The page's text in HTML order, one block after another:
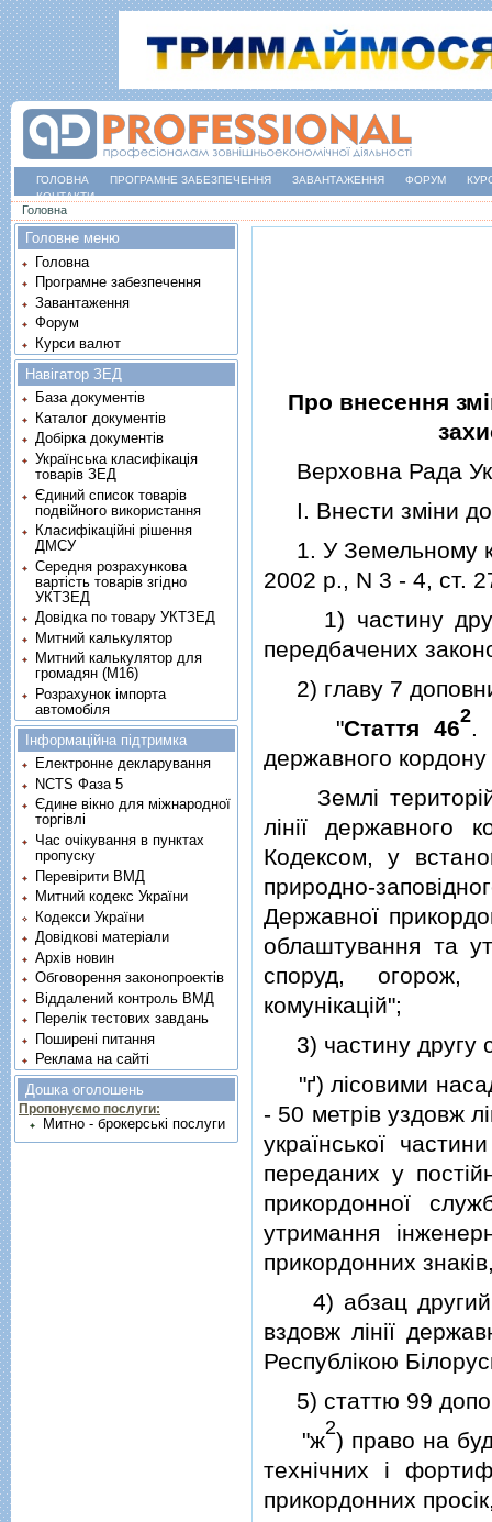
ГОЛОВНА ПРОГРАМНЕ ЗАБЕЗПЕЧЕННЯ ЗАВАНТАЖЕННЯ ФОРУМ
КОНТАКТИ
Ви є тут
Головна
Про внесення
Верховна Рада
I. Внести змiни до
1. У Земельному
2002 р., N 3 - 4, ст.
1) частину
передбачених
2) главу 7
"Стаття 462.
державного кордону
Землi територiй
лiнiї державного
Кодексом, у
природно-
Державної
облаштування та
споруд, огорож,
комунiкацiй";
3) частину другу
"ґ) лiсовими
- 50 метрiв уздовж
української
переданих у
прикордонної
утримання
прикордонних
4) абзац другий
вздовж лiнiї
Республiкою
5) статтю 99
"ж2) право на
технiчних i
прикордонних
Головне меню
Головна
Програмне забезпечення
Завантаження
Форум
Курси валют
Навігатор ЗЕД
База документів
Каталог документів
Добірка документів
Українська класифікація
товарів ЗЕД
Єдиний список товарів
подвійного використання
Класифікаційні рішення
ДМСУ
Середня розрахункова
вартість товарів згідно
УКТЗЕД
Довідка по товару УКТЗЕД
Митний калькулятор
Митний калькулятор для
громадян (М16)
Розрахунок імпорта
автомобіля
Інформаційна підтримка
Електронне декларування
NCTS Фаза 5
Єдине вікно для міжнародної
торгівлі
Час очікування в пунктах
пропуску
Перевірити ВМД
Митний кодекс України
Кодекси України
Довідкові матеріали
Архів новин
Обговорення законопроектів
Віддалений контроль ВМД
Перелік тестових завдань
Поширені питання
Реклама на сайті
Дошка оголошень
Пропонуємо послуги:
Митно - брокерські послуги